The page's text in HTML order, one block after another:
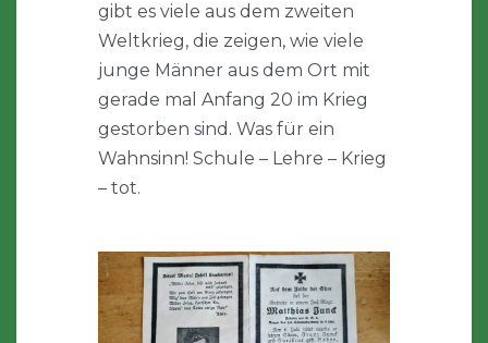
gibt es viele aus dem zweiten
Weltkrieg, die zeigen, wie viele
junge Männer aus dem Ort mit
gerade mal Anfang 20 im Krieg
gestorben sind. Was für ein
Wahnsinn! Schule – Lehre – Krieg
– tot.